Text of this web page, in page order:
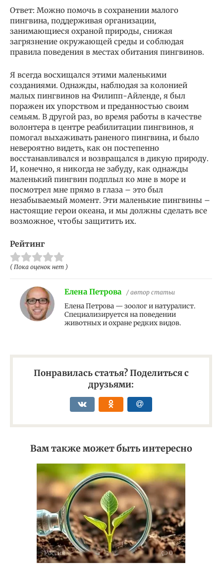
Ответ: Можно помочь в сохранении малого
пингвина, поддерживая организации,
занимающиеся охраной природы, снижая
загрязнение окружающей среды и соблюдая
правила поведения в местах обитания пингвинов.
Я всегда восхищался этими маленькими
созданиями. Однажды, наблюдая за колонией
малых пингвинов на Филипп-Айленде, я был
поражен их упорством и преданностью своим
семьям. В другой раз, во время работы в качестве
волонтера в центре реабилитации пингвинов, я
помогал выхаживать раненого пингвина, и было
невероятно видеть, как он постепенно
восстанавливался и возвращался в дикую природу.
И, конечно, я никогда не забуду, как однажды
маленький пингвин подплыл ко мне в море и
посмотрел мне прямо в глаза – это был
незабываемый момент. Эти маленькие пингвины –
настоящие герои океана, и мы должны сделать все
возможное, чтобы защитить их.
Рейтинг
( Пока оценок нет )
Елена Петрова / автор статьи
Елена Петрова — зоолог и натуралист.
Специализируется на поведении
животных и охране редких видов.
Понравилась статья? Поделиться с
друзьями:
Вам также может быть интересно
Россия 0